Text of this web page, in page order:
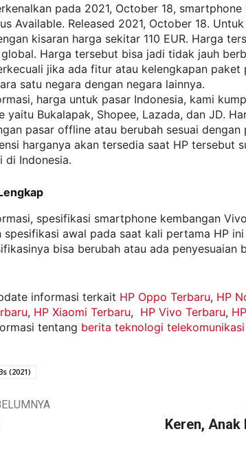
pada 2021, October 18,
Available. Released 2021, October 18.
kisaran harga sekitar 110 EUR. Harga
Harga tersebut bisa jadi tidak jauh
jika ada fitur atau kelengkapan paket
satu negara dengan negara lainnya.
harga untuk pasar Indonesia, kami
yaitu Bukalapak, Shopee, Lazada, dan JD.
pasar offline atau berubah sesuai
harganya akan tersedia saat HP tersebut
di Indonesia.
spesifikasi smartphone kembangan
spesifikasi awal pada saat kali pertama HP
bisa berubah atau ada penyesuaian
informasi terkait HP Oppo Terbaru, HP
, HP Xiaomi Terbaru, HP Vivo Terbaru,
tentang berita teknologi telekomunikasi
(2021)
Keren, Anak